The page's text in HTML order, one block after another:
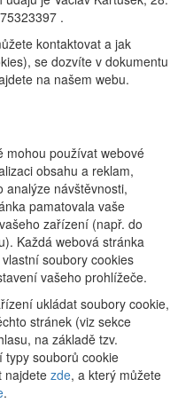
.
kontaktovat a jak
se dozvíte v dokumentu
na našem webu.
mohou používat webové
obsahu a reklam,
návštěvnosti,
pamatovala vaše
zařízení (např. do
Každá webová stránka
soubory cookies
vašeho prohlížeče.
ukládat soubory cookie,
stránek (viz sekce
na základě tzv.
typy souborů cookie
najdete zde, a který můžete
.